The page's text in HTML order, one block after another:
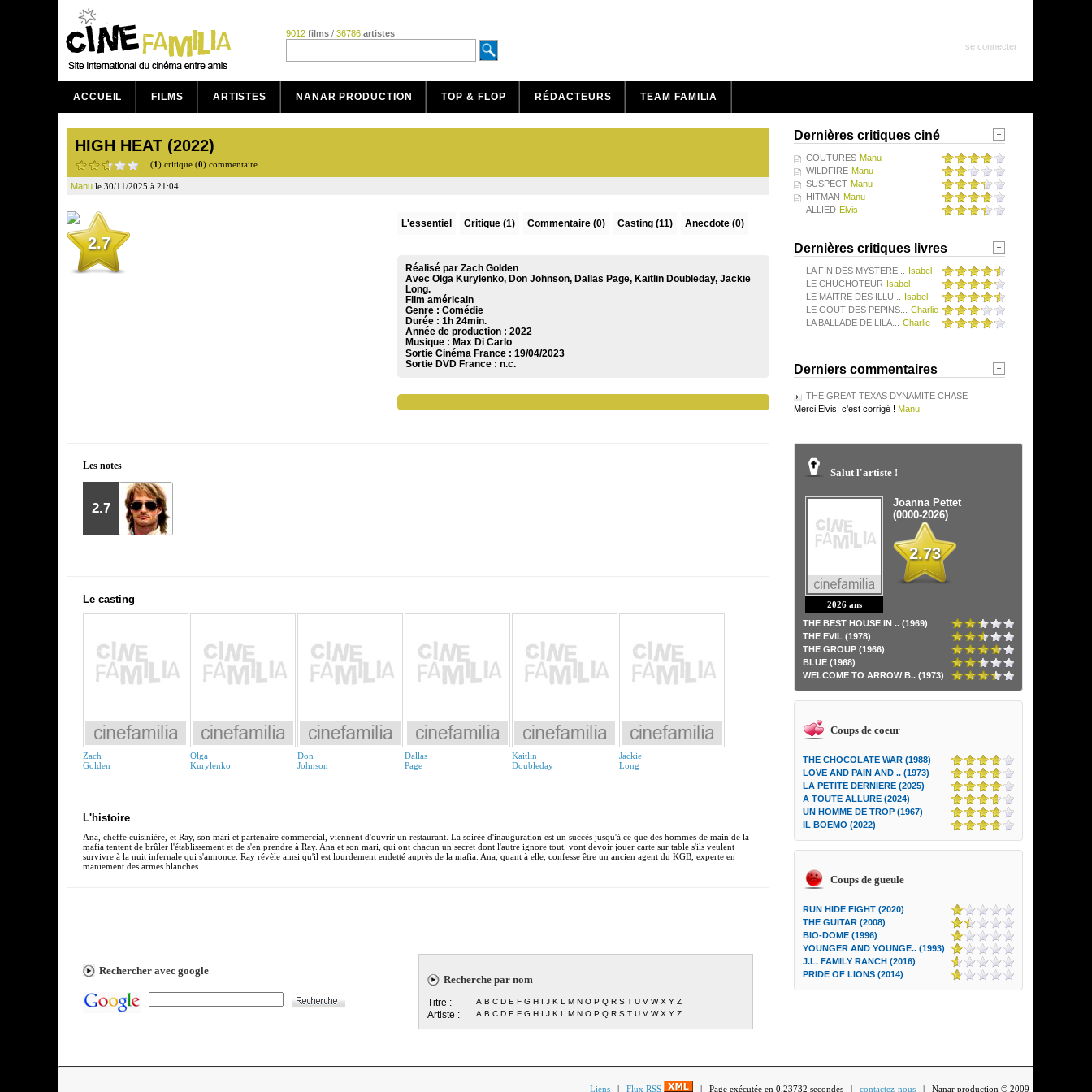
9012 films / 36786 artistes
se connecter
ACCUEIL FILMS ARTISTES NANAR PRODUCTION TOP & FLOP RÉDACTEURS TEAM FAMILIA
HIGH HEAT (2022)
(1) critique (0) commentaire
Manu le 30/11/2025 à 21:04
2.7
L'essentiel Critique(1) Commentaire(0) Casting (11) Anecdote (0)
Réalisé par Zach Golden
Avec Olga Kurylenko, Don Johnson, Dallas Page, Kaitlin Doubleday, Jackie
Long.
Film américain
Genre : Comédie
Durée : 1h 24min.
Année de production : 2022
Musique : Max Di Carlo
Sortie Cinéma France : 19/04/2023
Sortie DVD France : n.c.
Les notes
2.7
Le casting
Zach
Golden
Olga
Kurylenko
Don
Johnson
Dallas
Page
Kaitlin
Doubleday
Jackie
Long
L'histoire
Ana, cheffe cuisinière, et Ray, son mari et partenaire commercial, viennent d'ouvrir un restaurant. La soirée d'inauguration est un succès jusqu'à ce que des hommes de main de la
mafia tentent de brûler l'établissement et de s'en prendre à Ray. Ana et son mari, qui ont chacun un secret dont l'autre ignore tout, vont devoir jouer carte sur table s'ils veulent
survivre à la nuit infernale qui s'annonce. Ray révèle ainsi qu'il est lourdement endetté auprès de la mafia. Ana, quant à elle, confesse être un ancien agent du KGB, experte en
maniement des armes blanches...
Rechercher avec google
Recherche par nom
Titre : A B C D E F G H I J K L M N O P Q R S T U V W X Y Z
Artiste : A B C D E F G H I J K L M N O P Q R S T U V W X Y Z
Dernières critiques ciné
COUTURES Manu
WILDFIRE Manu
SUSPECT Manu
HITMAN Manu
ALLIED Elvis
Dernières critiques livres
LA FIN DES MYSTERE...
Isabel
LE CHUCHOTEUR Isabel
LE MAITRE DES ILLU...
Isabel
LE GOUT DES PEPINS...
Charlie
LA BALLADE DE LILA...
Charlie
Derniers commentaires
THE GREAT TEXAS DYNAMITE CHASE
Merci Elvis, c'est corrigé ! Manu
Salut l'artiste !
2026 ans
Joanna Pettet
(0000-2026)
2.73
THE BEST HOUSE IN .. (1969)
THE EVIL (1978)
THE GROUP (1966)
BLUE (1968)
WELCOME TO ARROW B.. (1973)
Coups de coeur
THE CHOCOLATE WAR (1988)
LOVE AND PAIN AND .. (1973)
LA PETITE DERNIERE (2025)
A TOUTE ALLURE (2024)
UN HOMME DE TROP (1967)
IL BOEMO (2022)
Coups de gueule
RUN HIDE FIGHT (2020)
THE GUITAR (2008)
BIO-DOME (1996)
YOUNGER AND YOUNGE.. (1993)
J.L. FAMILY RANCH (2016)
PRIDE OF LIONS (2014)
Liens Flux RSS | Page exécutée en 0.23732 secondes | contactez-nous | Nanar production © 2009